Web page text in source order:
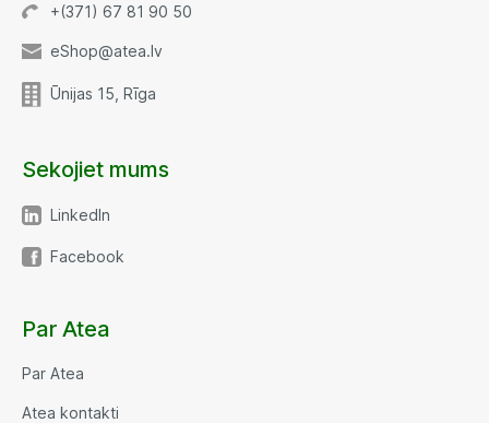
+(371) 67 81 90 50
eShop@atea.lv
Ūnijas 15, Rīga
Sekojiet mums
LinkedIn
Facebook
Par Atea
Par Atea
Atea kontakti